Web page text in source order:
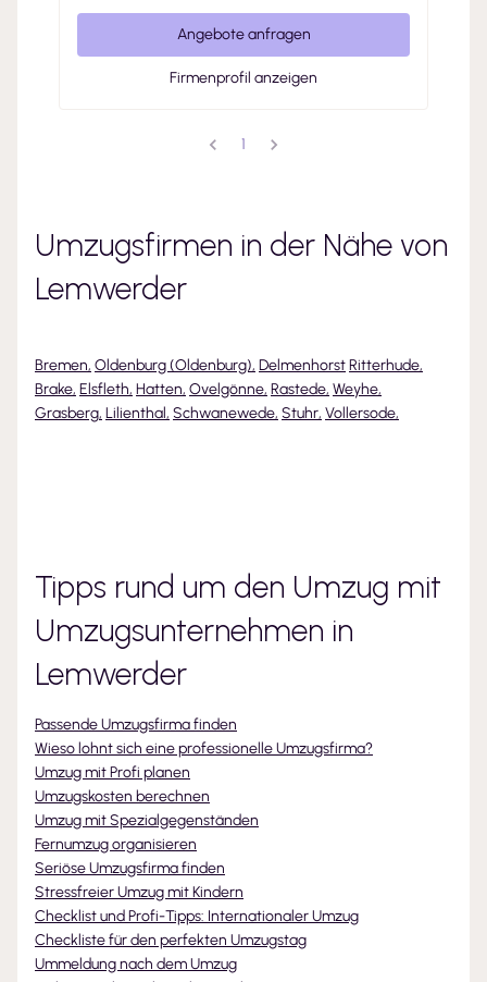
Angebote anfragen
Firmenprofil anzeigen
1
Umzugsfirmen in der Nähe von
Lemwerder
Bremen, Oldenburg (Oldenburg), DelmenhorstRitterhude,
Brake, Elsfleth, Hatten, Ovelgönne, Rastede, Weyhe,
Grasberg, Lilienthal, Schwanewede, Stuhr, Vollersode,
Tipps rund um den Umzug mit
Umzugsunternehmen in
Lemwerder
Passende Umzugsfirma finden
Wieso lohnt sich eine professionelle Umzugsfirma?
Umzug mit Profi planen
Umzugskosten berechnen
Umzug mit Spezialgegenständen
Fernumzug organisieren
Seriöse Umzugsfirma finden
Stressfreier Umzug mit Kindern
Checklist und Profi-Tipps: Internationaler Umzug
Checkliste für den perfekten Umzugstag
Ummeldung nach dem Umzug